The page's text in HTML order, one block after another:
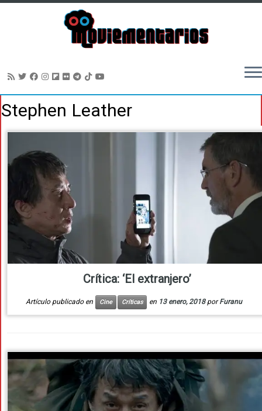
alStephen Leather
Crítica: ‘El extranjero’
Artículo publicado en Cine Críticas en 13 enero, 2018 porFuranu